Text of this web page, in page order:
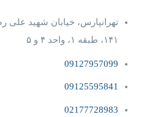
تهرانپارس، خیابان شهید علی
۱۴۱، طبقه ۱، واحد ۴‌ و‌ ۵
09127957099
09125595841
02177728983